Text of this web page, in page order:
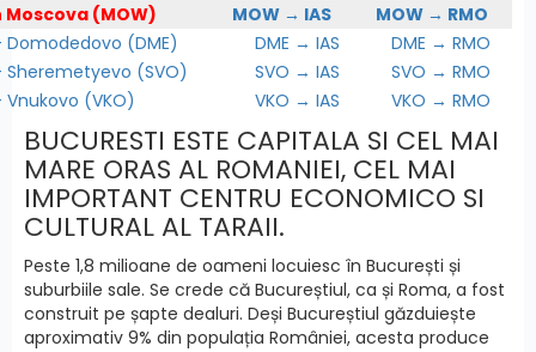
Moscova (MOW)
MOW → IAS
MOW → RMO
(DME)
DME → IAS
DME → RMO
(SVO)
SVO → IAS
SVO → RMO
(VKO)
VKO → IAS VKO → RMO
BUCURESTI ESTE CAPITALA SI CEL MAI
MARE ORAS AL ROMANIEI, CEL MAI
IMPORTANT CENTRU ECONOMICO SI
CULTURAL AL TARAII.
Peste 1,8 milioane de oameni locuiesc în București și
suburbiile sale. Se crede că Bucureștiul, ca și Roma, a fost
construit pe șapte dealuri. Deși Bucureștiul găzduiește
aproximativ 9% din populația României, acesta produce